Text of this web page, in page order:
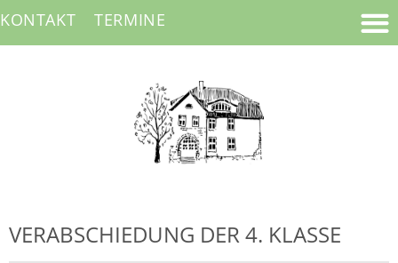
KONTAKT TERMINE
VERABSCHIEDUNG DER 4. KLASSE